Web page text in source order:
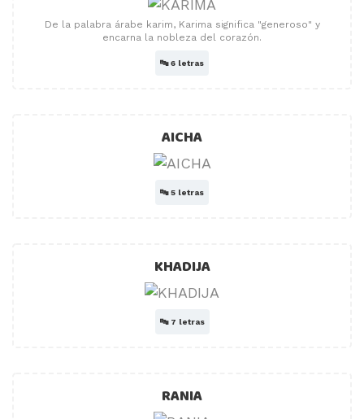
De la palabra árabe karim, Karima significa "generoso" y
encarna la nobleza del corazón.
🔤6 letras
AICHA
🔤5 letras
KHADIJA
🔤 7 letras
RANIA